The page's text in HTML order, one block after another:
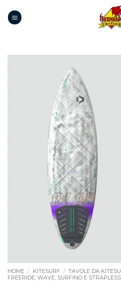
HOME / KITESURF / TAVOLE DA
FREERIDE, WAVE, SURFINO E STRAPLESS